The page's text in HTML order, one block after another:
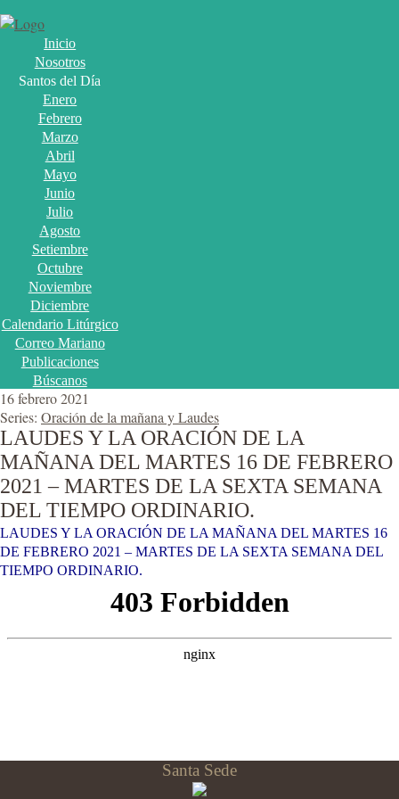
Inicio
Nosotros
Santos del Día
Enero
Febrero
Marzo
Abril
Mayo
Junio
Julio
Agosto
Setiembre
Octubre
Noviembre
Diciembre
Calendario Litúrgico
Correo Mariano
Publicaciones
Búscanos
16 febrero 2021
Series: Oración de la mañana y Laudes
LAUDES Y LA ORACIÓN DE LA
MAÑANA DEL MARTES 16 DE FEBRERO
2021 – MARTES DE LA SEXTA SEMANA
DEL TIEMPO ORDINARIO.
LAUDES Y LA ORACIÓN DE LA MAÑANA DEL MARTES 16
DE FEBRERO 2021 – MARTES DE LA SEXTA SEMANA DEL
TIEMPO ORDINARIO.
Santa Sede